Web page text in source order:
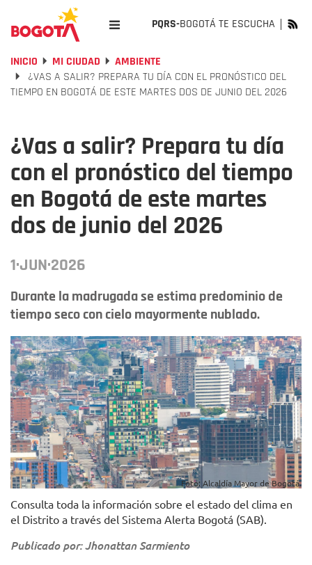
PQRS-BOGOTÁ TE ESCUCHA
INICIO MI CIUDAD
AMBIENTE
¿VAS A SALIR? PREPARA TU DÍA CON EL PRONÓSTICO DEL
TIEMPO EN BOGOTÁ DE ESTE MARTES DOS DE JUNIO DEL 2026
¿Vas a salir? Prepara tu día
con el pronóstico del tiempo
en Bogotá de este martes
dos de junio del 2026
1·JUN·2026
Durante la madrugada se estima predominio de
tiempo seco con cielo mayormente nublado.
Foto: Alcaldía Mayor de Bogotá.
Consulta toda la información sobre el estado del clima en
el Distrito a través del Sistema Alerta Bogotá (SAB).
Publicado por: Jhonattan Sarmiento